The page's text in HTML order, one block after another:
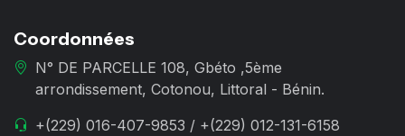
Coordonnées
N° DE PARCELLE 108, Gbéto ,5ème
arrondissement, Cotonou, Littoral - Bénin.
+(229) 016-407-9853 / +(229) 012-131-6158